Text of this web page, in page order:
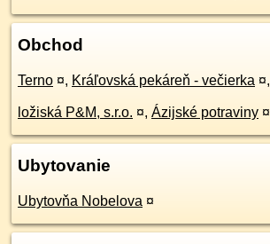
Obchod
Terno ¤, Kráľovská pekáreň - večierka ¤,
ložiská P&M, s.r.o. ¤, Ázijské potraviny ¤
Ubytovanie
Ubytovňa Nobelova ¤